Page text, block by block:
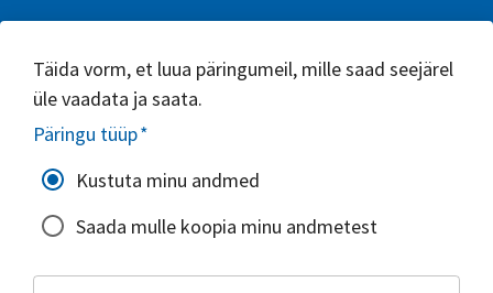
Täida vorm, et luua päringumeil, mille saad seejärel
üle vaadata ja saata.
Päringu tüüp*
Kustuta minu andmed
Saada mulle koopia minu andmetest